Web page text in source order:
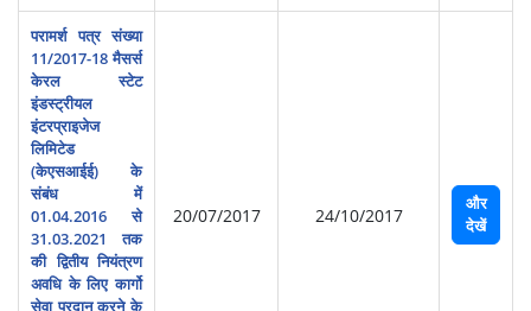
परामर्श पत्र संख्या
11/2017-18 मैसर्स
केरल स्‍टेट
इंडस्‍ट्रीयल
इंटरप्राइजेज
लिमिटेड
(केएसआईई) के
संबंध में
01.04.2016 से
31.03.2021 तक
की द्वितीय नियंत्रण
अवधि के लिए कार्गो
सेवा प्रदान करने के
20/07/2017 24/10/2017
और
देखें